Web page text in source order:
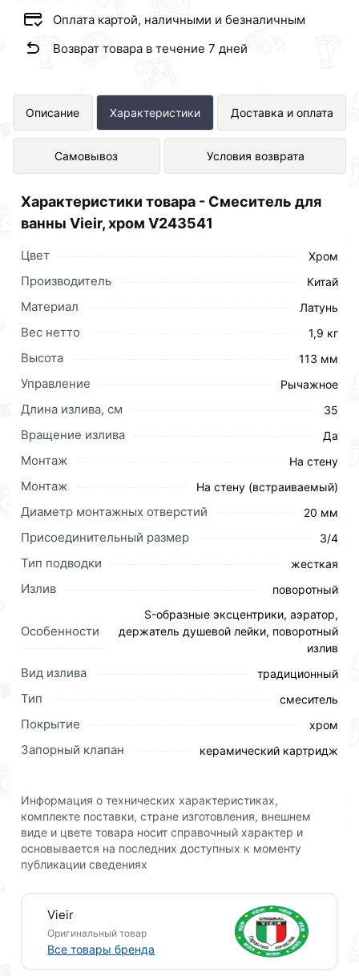
Оплата картой, наличными и безналичным
Возврат товара в течение 7 дней
Описание Характеристики Доставка и оплата
Самовывоз Условия возврата
Смеситель для ванны Vieir, хром
V243541 представлен в интернет-
магазине Сантехника по отличной
Описание: Смеситель для ванны, длинный с
поворотным изливом Управление: Однозахватный
Керамический Ø35 В комплекте: Шланг 1500мм,
крепление и душевая лейка 3-х режимная, аэратор с
ключом и функцией лёгкой очистки Тип крепления:
Хром
Для приобретения данной позиции, кликните
«Добавить в корзину»или нажмите на
кнопку«Быстрый заказ». Также можете оформить
заказ позвонив по контактам указанным на сайте.
Условия доставки и цены на товар Смеситель для
ванны Vieir, хром V243541 действительны в Москве
и области.
Наши профессиональные менеджеры обработают
онлайн заказа рекомендуем ознакомиться с
описанием, характеристиками и отзывами.
Данний товар от производителясертифицирован,
соответствует всем стандартам качества. Возврат
обязательно).
Характеристики товара - Смеситель для
ванны Vieir, хром V243541
Цвет Хром
Производитель Китай
Материал Латунь
Вес нетто 1,9 кг
Высота 113 мм
Управление Рычажное
Длина излива, см 35
Вращение излива Да
Монтаж На стену
Монтаж На стену (встраиваемый)
Диаметр монтажных отверстий 20 мм
Присоединительный размер 3/4
Тип подводки жесткая
Излив поворотный
Особенности
S-образные эксцентрики, аэратор,
держатель душевой лейки, поворотный
излив
Вид излива традиционный
Тип смеситель
Покрытие хром
Запорный клапан керамический картридж
Информация о технических характеристиках,
комплекте поставки, стране изготовления, внешнем
виде и цвете товара носит справочный характер и
основывается на последних доступных к моменту
публикации сведениях
Vieir
Оригинальный товар
Все товары бренда